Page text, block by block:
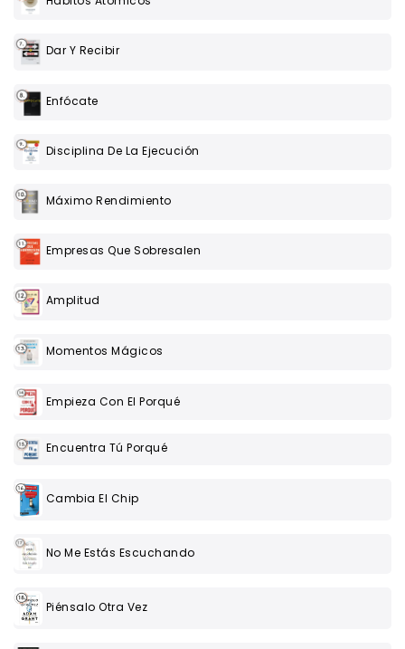
Dar Y Recibir
Enfócate
Disciplina De La Ejecución
Máximo Rendimiento
Empresas Que Sobresalen
Amplitud
Momentos Mágicos
Empieza Con El Porqué
Encuentra Tú Porqué
Cambia El Chip
No Me Estás Escuchando
Piénsalo Otra Vez